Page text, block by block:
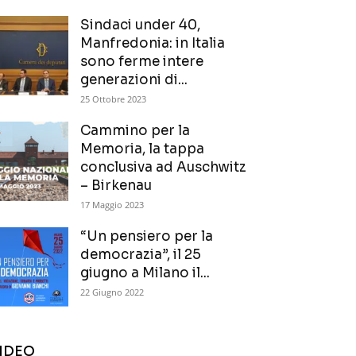
Sindaci under 40,
Manfredonia: in Italia
sono ferme intere
generazioni di...
25 Ottobre 2023
Cammino per la
Memoria, la tappa
conclusiva ad Auschwitz
– Birkenau
17 Maggio 2023
“Un pensiero per la
democrazia”, il 25
giugno a Milano il...
22 Giugno 2022